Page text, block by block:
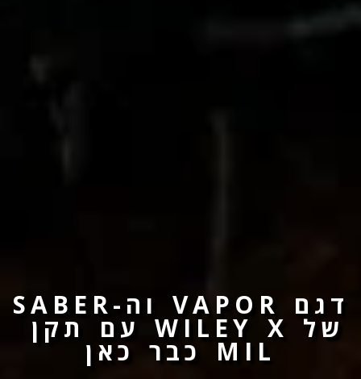
דגם VAPOR וה-SABER
של WILEY X עם תקן
MIL כבר כאן